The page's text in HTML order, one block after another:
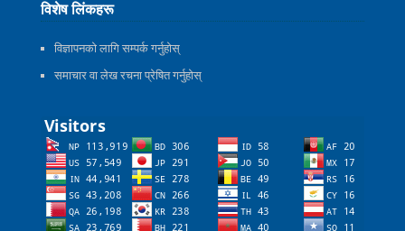
विशेष लिंकहरू
विज्ञापनको लागि सम्पर्क गर्नुहोस्
समाचार वा लेख रचना प्रेषित गर्नुहोस्